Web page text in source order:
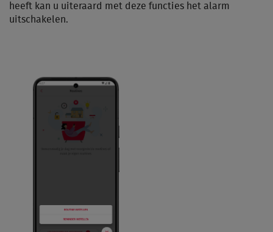
heeft kan u uiteraard met deze functies het alarm
uitschakelen.